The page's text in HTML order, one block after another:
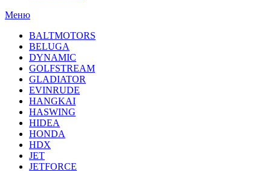
Меню
BALTMOTORS
BELUGA
DYNAMIC
GOLFSTREAM
GLADIATOR
EVINRUDE
HANGKAI
HASWING
HIDEA
HONDA
HDX
JET
JETFORCE